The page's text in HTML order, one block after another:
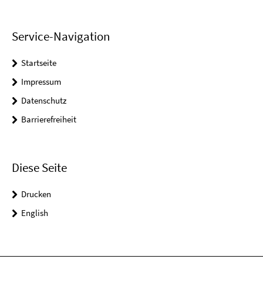
Service-Navigation
Startseite
Impressum
Datenschutz
Barrierefreiheit
Diese Seite
Drucken
English